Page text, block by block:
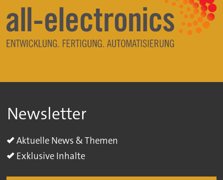
Newsletter
Aktuelle News & Themen
Exklusive Inhalte